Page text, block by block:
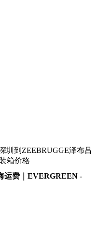
圳到ZEEBRUGGE泽布吕
箱价格
运费｜EVERGREEN -